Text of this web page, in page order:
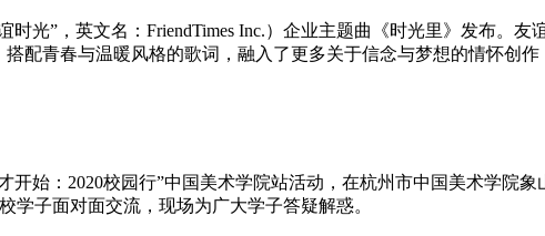
时光”，英文名：FriendTimes Inc.）企业主题曲《时光里》发布。
配青春与温暖风格的歌词，融入了更多关于信念与梦想的情怀创作
开始：2020校园行”中国美术学院站活动，在杭州市中国美术学院
学子面对面交流，现场为广大学子答疑解惑。